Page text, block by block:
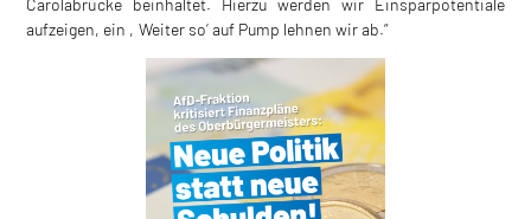
aufzeigen, ein ‚Weiter so‘ auf Pump lehnen wir ab.“